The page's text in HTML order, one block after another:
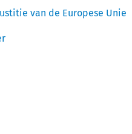
van de Europese Unie